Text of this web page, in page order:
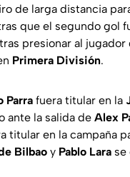
de larga distancia
que el segundo gol
tras presionar al jugador
Primera División.
Parra fuera titular en la
ante la salida de Alex
titular en la campaña
Bilbao y Pablo Lara se